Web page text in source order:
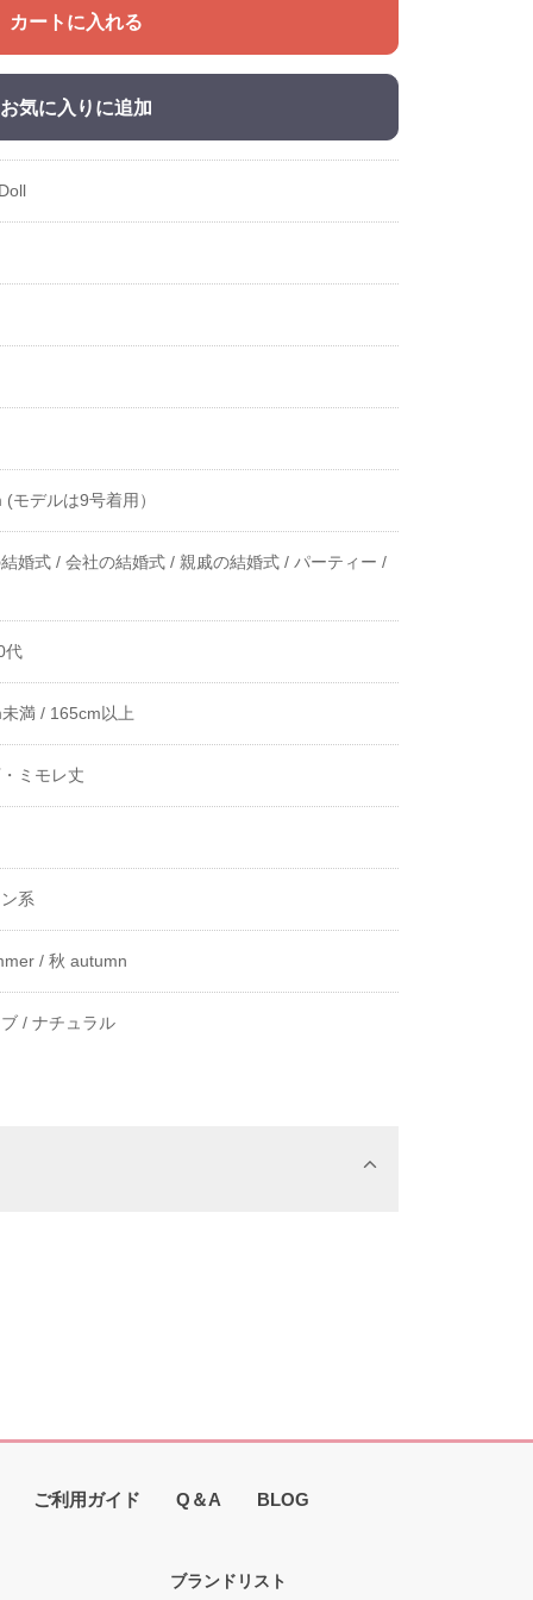
カートに入れる
お気に入りに追加
モデルは9号着用）
婚式 / 会社の結婚式 / 親戚の結婚式 / パーティー /
代
満 / 165cm以上
ミモレ丈
系
/ 秋 autumn
/ ナチュラル
ご利用ガイド Q＆A BLOG
ブランドリスト